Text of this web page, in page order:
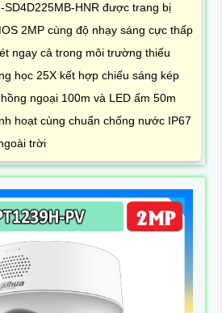
SD4D225MB-HNR được trang bị
2MP cùng độ nhạy sáng cực thấp
ngay cả trong môi trường thiếu
học 25X kết hợp chiếu sáng kép
ngoại 100m và LED ấm 50m
hoạt cùng chuẩn chống nước IP67
trời